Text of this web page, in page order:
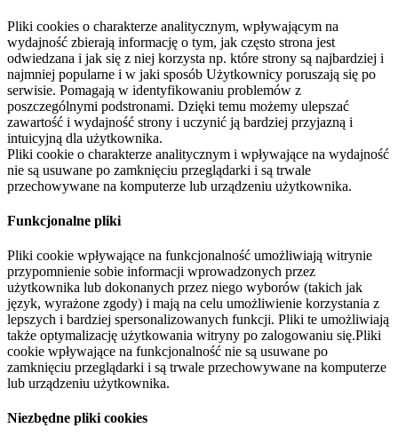
Pliki cookies o charakterze analitycznym, wpływającym na
wydajność zbierają informację o tym, jak często strona jest
odwiedzana i jak się z niej korzysta np. które strony są najbardziej i
najmniej popularne i w jaki sposób Użytkownicy poruszają się po
serwisie. Pomagają w identyfikowaniu problemów z
poszczególnymi podstronami. Dzięki temu możemy ulepszać
zawartość i wydajność strony i uczynić ją bardziej przyjazną i
intuicyjną dla użytkownika.
Pliki cookie o charakterze analitycznym i wpływające na wydajność
nie są usuwane po zamknięciu przeglądarki i są trwale
przechowywane na komputerze lub urządzeniu użytkownika.
Funkcjonalne pliki
Pliki cookie wpływające na funkcjonalność umożliwiają witrynie
przypomnienie sobie informacji wprowadzonych przez
użytkownika lub dokonanych przez niego wyborów (takich jak
język, wyrażone zgody) i mają na celu umożliwienie korzystania z
lepszych i bardziej spersonalizowanych funkcji. Pliki te umożliwiają
także optymalizację użytkowania witryny po zalogowaniu się.Pliki
cookie wpływające na funkcjonalność nie są usuwane po
zamknięciu przeglądarki i są trwale przechowywane na komputerze
lub urządzeniu użytkownika.
Niezbędne pliki cookies